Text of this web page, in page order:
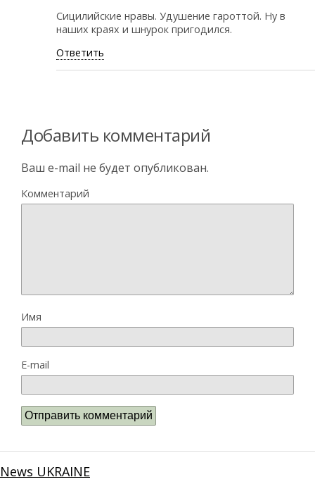
Сицилийские нравы. Удушение гароттой. Ну в
наших краях и шнурок пригодился.
Ответить
Добавить комментарий
Ваш e-mail не будет опубликован.
Комментарий
Имя
E-mail
News UKRAINE